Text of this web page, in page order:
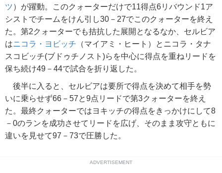
ツ）が躍動。このクォーターだけで11得点6リバウンド1ア
シストでチームをけん引し30－27でこのクォーターを終え
た。第2クォーターでも拮抗した展開となるなか、セルビア
はニコラ・ヨビッチ （マイアミ・ヒート）とニコラ・タナ
スコビッチ(ブドゥチノスト)らを中心に得点を重ねリードを
保ち続け49－44で試合を折り返した。
後半に入ると、セルビアは要所で得点を決めて相手を勢
いに乗らせず66－57と9点リードで第3クォーターを終え
た。最終クォーターではヨキッチの得点をきっかけにして8
－0のランを成功させてリードを広げ、そのまま攻守ともに
違いを見せて97－73で圧勝した。
ADVERTISEMENT